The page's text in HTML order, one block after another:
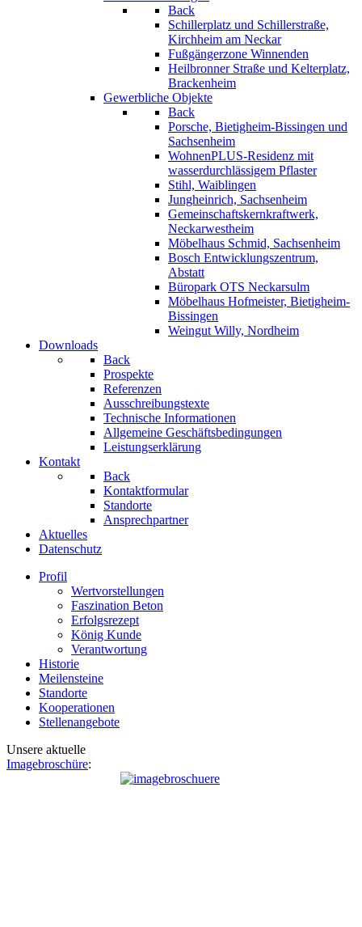
Back
Schillerplatz und Schillerstraße,
Kirchheim am Neckar
Fußgängerzone Winnenden
Heilbronner Straße und Kelterplatz,
Brackenheim
Gewerbliche Objekte
Back
Porsche, Bietigheim-Bissingen und
Sachsenheim
WohnenPLUS-Residenz mit
wasserdurchlässigem Pflaster
Stihl, Waiblingen
Jungheinrich, Sachsenheim
Gemeinschaftskernkraftwerk,
Neckarwestheim
Möbelhaus Schmid, Sachsenheim
Bosch Entwicklungszentrum,
Abstatt
Büropark OTS Neckarsulm
Möbelhaus Hofmeister, Bietigheim-
Bissingen
Weingut Willy, Nordheim
Downloads
Back
Prospekte
Referenzen
Ausschreibungstexte
Technische Informationen
Allgemeine Geschäftsbedingungen
Leistungserklärung
Kontakt
Back
Kontaktformular
Standorte
Ansprechpartner
Aktuelles
Datenschutz
Profil
Wertvorstellungen
Faszination Beton
Erfolgsrezept
König Kunde
Verantwortung
Historie
Meilensteine
Standorte
Kooperationen
Stellenangebote
Unsere aktuelle
Imagebroschüre: